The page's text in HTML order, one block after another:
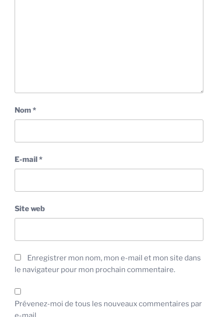
Nom*
E-mail*
Site web
Enregistrer mon nom, mon e-mail et mon site dans
le navigateur pour mon prochain commentaire.
Prévenez-moi de tous les nouveaux commentaires par